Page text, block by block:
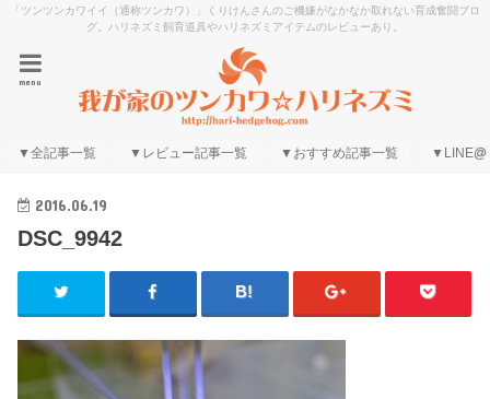
「ツンツンカワイイ（通称ツンカワ）」くりけんさんのご機嫌がなかなか取れない育成奮闘ブロ
グ。ハリネズミ飼育道具やハリネズミアイテムのレビューあり。
menu
▼全記事一覧 ▼レビュー記事一覧 ▼おすすめ記事一覧 ▼LINE@
2016.06.19
DSC_9942